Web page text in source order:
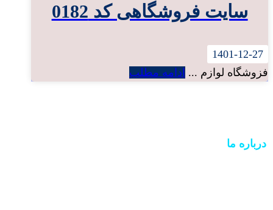
سایت فروشگاهی کد 0182
1401-12-27
فزوشگاه لوازم ... ادامه مطلب
درباره ما